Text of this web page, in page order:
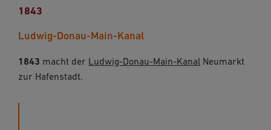
1843
Ludwig-Donau-Main-Kanal
1843 macht der Ludwig-Donau-Main-Kanal Neumarkt
zur Hafenstadt.